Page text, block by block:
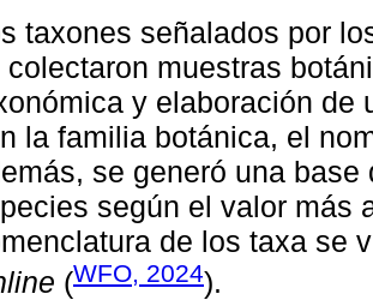
taxones señalados por
colectaron muestras
y elaboración de
la familia botánica, el
se generó una
según el valor más
de los taxa se
(WFO, 2024).